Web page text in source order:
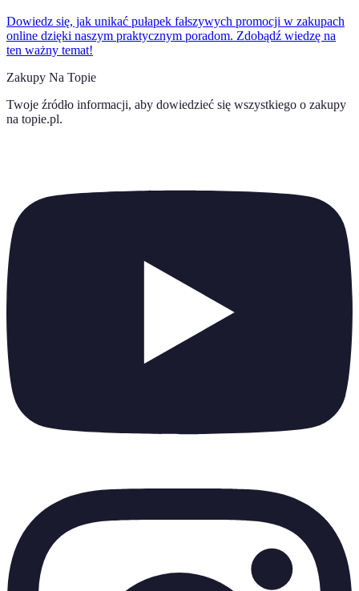
Dowiedz się, jak unikać pułapek fałszywych promocji w zakupach
online dzięki naszym praktycznym poradom. Zdobądź wiedzę na
ten ważny temat!
Zakupy Na Topie
Twoje źródło informacji, aby dowiedzieć się wszystkiego o zakupy
na topie.pl.